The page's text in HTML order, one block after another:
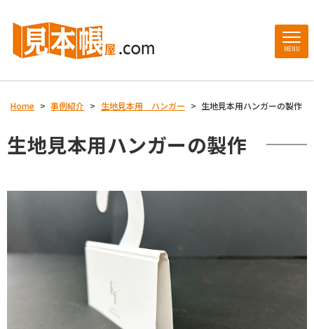
MENU
Home > 事例紹介 > 生地見本用 ハンガー > 生地見本用ハンガーの製作
生地見本用ハンガーの製作